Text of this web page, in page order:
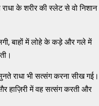
राधा के शरीर की स्लेट से वो निशान
बाहों में लोहे के कड़े और गले में
राधा भी सत्संग करना सीख गई।
हाज़िरी में वह सत्संग करती और